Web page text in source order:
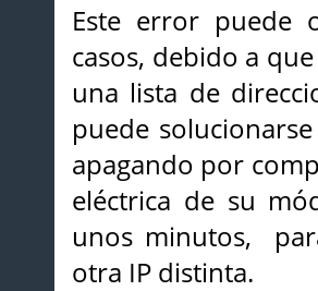
Este error puede
casos, debido a
una lista de
puede
apagando por
eléctrica de su
unos minutos,
otra IP distinta.